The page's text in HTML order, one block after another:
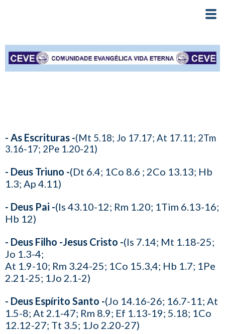
- As Escrituras -(Mt 5.18; Jo 17.17; At 17.11; 2Tm
3.16-17; 2Pe 1.20-21)
- Deus Triuno -(Dt 6.4; 1Co 8.6 ; 2Co 13.13; Hb
1.3; Ap 4.11)
- Deus Pai -(Is 43.10-12; Rm 1.20; 1Tim 6.13-16;
Hb 12)
- Deus Filho -Jesus Cristo -(Is 7.14; Mt 1.18-25;
Jo 1.3-4;
At 1.9-10; Rm 3.24-25; 1Co 15.3,4; Hb 1.7; 1Pe
2.21-25; 1Jo 2.1-2)
- Deus Espírito Santo -(Jo 14.16-26; 16.7-11; At
1.5-8; At 2.1-47; Rm 8.9; Ef 1.13-19; 5.18; 1Co
12.12-27; Tt 3.5; 1Jo 2.20-27)